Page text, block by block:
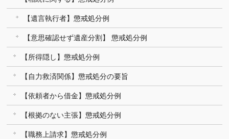
【遺言執行者】懲戒処分例
【意思確認せず遺産分割】 懲戒処分例
【所得隠し】懲戒処分例
【自力救済関係】懲戒処分の要旨
【依頼者から借金】懲戒処分例
【根拠のない主張】懲戒処分例
【職務上請求】懲戒処分例